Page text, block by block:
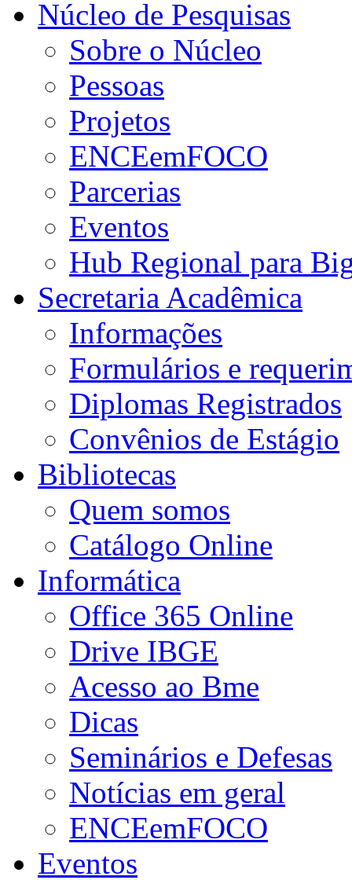
Núcleo de Pesquisas
Sobre o Núcleo
Pessoas
Projetos
ENCEemFOCO
Parcerias
Eventos
Hub Regional para
Secretaria Acadêmica
Informações
Formulários e
Diplomas Registrados
Convênios de Estágio
Bibliotecas
Quem somos
Catálogo Online
Informática
Office 365 Online
Drive IBGE
Acesso ao Bme
Dicas
Seminários e Defesas
Notícias em geral
ENCEemFOCO
Eventos